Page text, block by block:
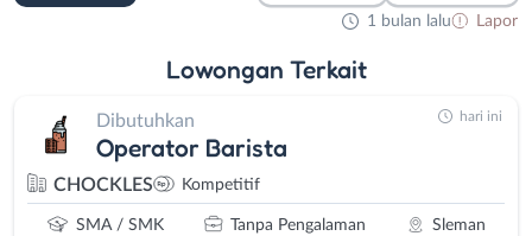
1 bulan lalu Lapor
Lowongan Terkait
Dibutuhkan
Operator Barista
CHOCKLES Kompetitif
SMA / SMK Tanpa Pengalaman Sleman
hari ini